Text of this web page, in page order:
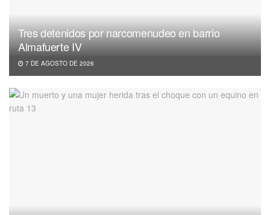
Tres detenidos por narcomenudeo en barrio
Almafuerte IV
7 DE AGOSTO DE 2026